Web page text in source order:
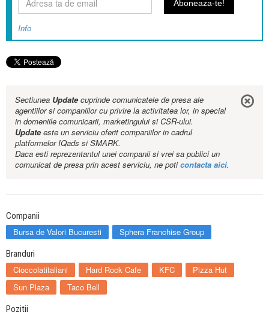
Info
Sectiunea Updatecuprinde comunicatele de presa ale
agentiilor si companiilor cu privire la activitatea lor, in special
in domeniile comunicarii, marketingului si CSR-ului.
Updateeste un serviciu oferit companiilor in cadrul
platformelor IQads si SMARK.
Daca esti reprezentantul unei companii si vrei sa publici un
comunicat de presa prin acest serviciu, ne poticontacta aici.
Companii
Bursa de Valori Bucuresti Sphera Franchise Group
Branduri
Cioccolatitaliani Hard Rock Cafe KFC
Pizza Hut
Sun Plaza
Taco Bell
Pozitii